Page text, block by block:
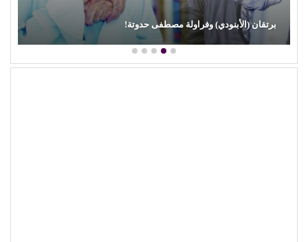
محمود عطية يكتب: سوق (الترند) واللحم الرخيص!